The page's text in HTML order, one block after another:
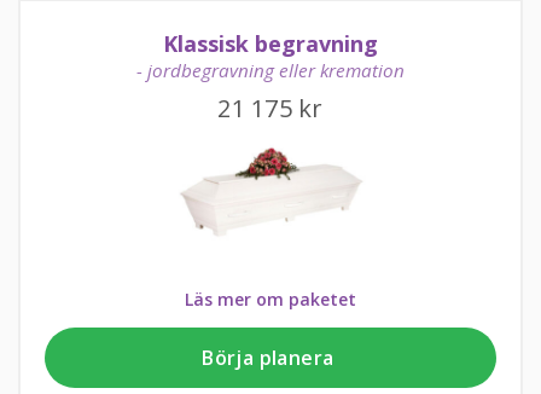
Klassisk begravning
- jordbegravning eller kremation
21 175 kr
Läs mer om paketet
Börja planera